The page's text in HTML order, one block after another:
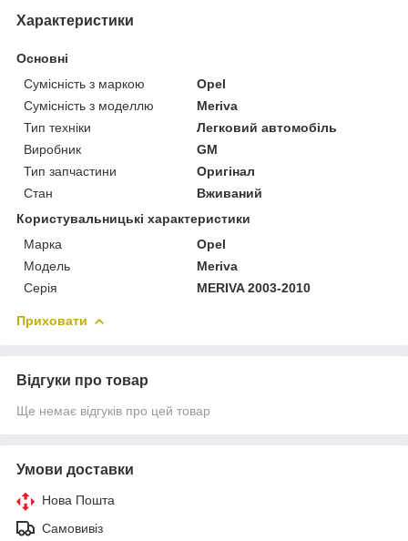
Характеристики
Основні
Сумісність з маркою
Opel
Сумісність з моделлю
Meriva
Тип техніки
Легковий автомобіль
Виробник
GM
Тип запчастини
Оригінал
Стан
Вживаний
Користувальницькі характеристики
Марка
Opel
Модель
Meriva
Серія
MERIVA 2003-2010
Приховати
Відгуки про товар
Ще немає відгуків про цей товар
Умови доставки
Нова Пошта
Самовивіз